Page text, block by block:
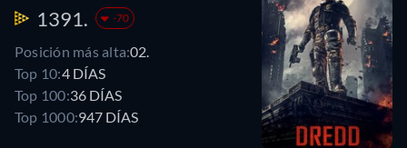
1391. -70
Posición más alta:02.
Top 10:4 DÍAS
Top 100:36 DÍAS
Top 1000:947 DÍAS